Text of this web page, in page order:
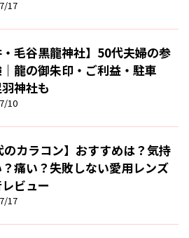
17
・毛谷黒龍神社】50代夫婦の参
龍の御朱印・ご利益・駐車
神社も
10
のカラコン】おすすめは？気持
痛い？失敗しない愛用レンズ
ビュー
17